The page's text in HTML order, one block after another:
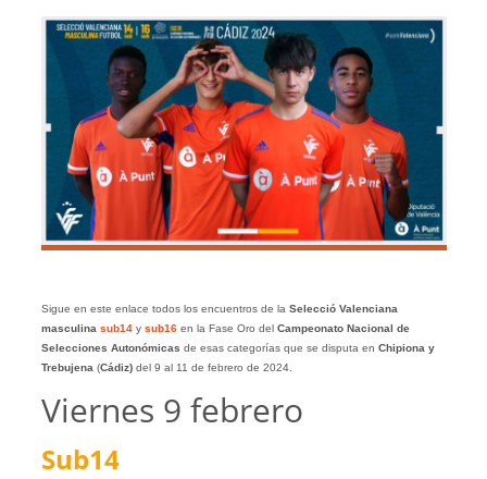
Sigue en este enlace todos los encuentros de la Selecció Valenciana
masculina sub14 y sub16 en la Fase Oro del Campeonato Nacional de
Selecciones Autonómicas de esas categorías que se disputa en Chipiona y
Trebujena (Cádiz)del 9 al 11 de febrero de 2024.
Viernes 9 febrero
Sub14